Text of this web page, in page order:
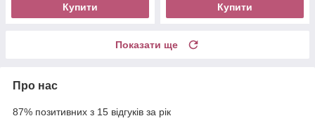
Купити Купити
Показати ще
Про нас
87% позитивних з 15 відгуків за рік